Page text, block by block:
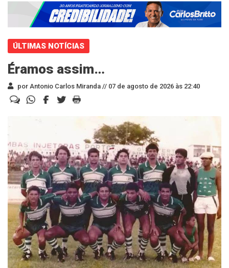
ÚLTIMAS NOTÍCIAS
Éramos assim…
por Antonio Carlos Miranda // 07 de agosto de 2026 às 22:40